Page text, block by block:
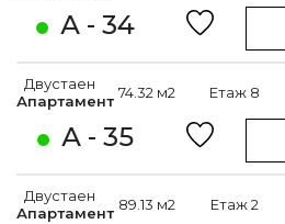
А - 34
А - 35
Двустаен
Апартамент 74.32 м2 Етаж 8
Двустаен
Апартамент 89.13 м2 Етаж 2